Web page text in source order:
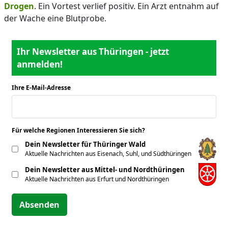
Drogen. Ein Vortest verlief positiv. Ein Arzt entnahm auf
der Wache eine Blutprobe.
Ihr Newsletter aus Thüringen - jetzt
anmelden!
Ihre E-Mail-Adresse
Für welche Regionen Interessieren Sie sich?
Dein Newsletter für Thüringer Wald
Aktuelle Nachrichten aus Eisenach, Suhl, und Südthüringen
Dein Newsletter aus Mittel- und Nordthüringen
Aktuelle Nachrichten aus Erfurt und Nordthüringen
Absenden